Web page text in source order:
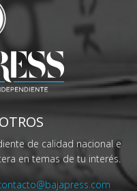
de calidad nacional e
en temas de tu interés.